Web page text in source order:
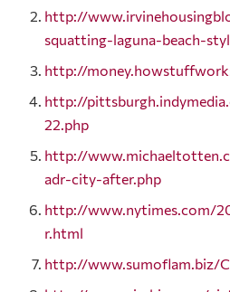
http://
squatting-laguna-beach-
http://
http://
22.php
http://
adr-city-after.php
http://www.nytimes.com/
r.html
http://www.sumoflam.biz/